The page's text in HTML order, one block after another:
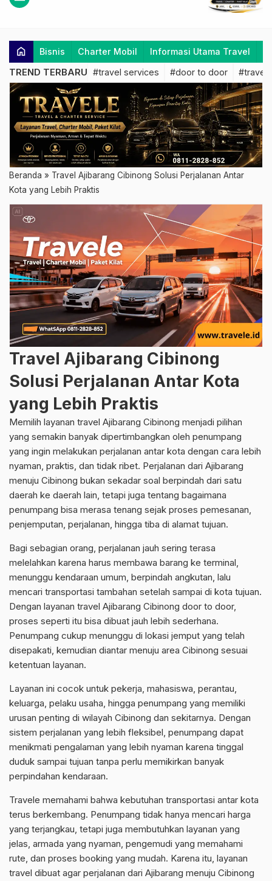
home Bisnis Charter Mobil Informasi Utama Travel
TREND TERBARU #travel services #door to door #travel
Beranda » Travel Ajibarang Cibinong Solusi Perjalanan Antar
Kota yang Lebih Praktis
Travel Ajibarang Cibinong
Solusi Perjalanan Antar Kota
yang Lebih Praktis
Memilih layanan travel Ajibarang Cibinong menjadi pilihan
yang semakin banyak dipertimbangkan oleh penumpang
yang ingin melakukan perjalanan antar kota dengan cara lebih
nyaman, praktis, dan tidak ribet. Perjalanan dari Ajibarang
menuju Cibinong bukan sekadar soal berpindah dari satu
daerah ke daerah lain, tetapi juga tentang bagaimana
penumpang bisa merasa tenang sejak proses pemesanan,
penjemputan, perjalanan, hingga tiba di alamat tujuan.
Bagi sebagian orang, perjalanan jauh sering terasa
melelahkan karena harus membawa barang ke terminal,
menunggu kendaraan umum, berpindah angkutan, lalu
mencari transportasi tambahan setelah sampai di kota tujuan.
Dengan layanan travel Ajibarang Cibinong door to door,
proses seperti itu bisa dibuat jauh lebih sederhana.
Penumpang cukup menunggu di lokasi jemput yang telah
disepakati, kemudian diantar menuju area Cibinong sesuai
ketentuan layanan.
Layanan ini cocok untuk pekerja, mahasiswa, perantau,
keluarga, pelaku usaha, hingga penumpang yang memiliki
urusan penting di wilayah Cibinong dan sekitarnya. Dengan
sistem perjalanan yang lebih fleksibel, penumpang dapat
menikmati pengalaman yang lebih nyaman karena tinggal
duduk sampai tujuan tanpa perlu memikirkan banyak
perpindahan kendaraan.
Travele memahami bahwa kebutuhan transportasi antar kota
terus berkembang. Penumpang tidak hanya mencari harga
yang terjangkau, tetapi juga membutuhkan layanan yang
jelas, armada yang nyaman, pengemudi yang memahami
rute, dan proses booking yang mudah. Karena itu, layanan
travel dibuat agar perjalanan dari Ajibarang menuju Cibinong